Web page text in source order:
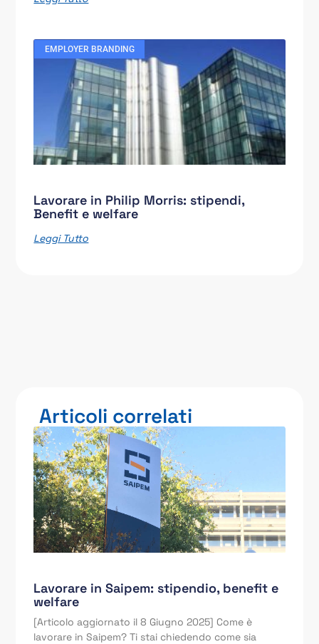
EMPLOYER BRANDING
Lavorare in Philip Morris: stipendi,
Benefit e welfare
Leggi Tutto
Articoli correlati
Lavorare in Saipem: stipendio, benefit e
welfare
[Articolo aggiornato il 8 Giugno 2025] Come è
lavorare in Saipem? Ti stai chiedendo come sia